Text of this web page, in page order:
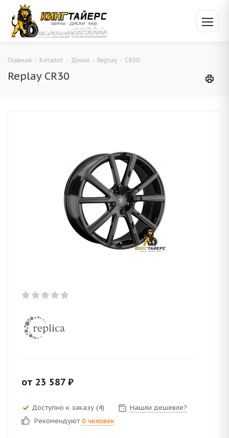
Главная - Каталог - Диски - Replay - CR30
Replay CR30
от 23 587 ₽
Доступно к заказу (4)
Нашли дешевле?
Рекомендуют 0 человек